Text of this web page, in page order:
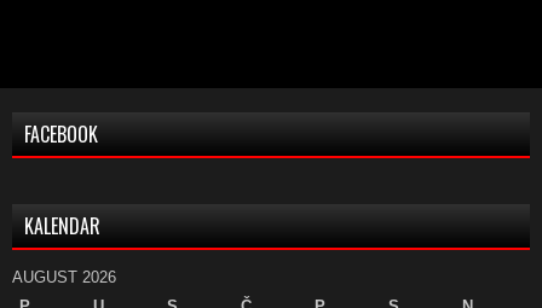
FACEBOOK
KALENDAR
AUGUST 2026